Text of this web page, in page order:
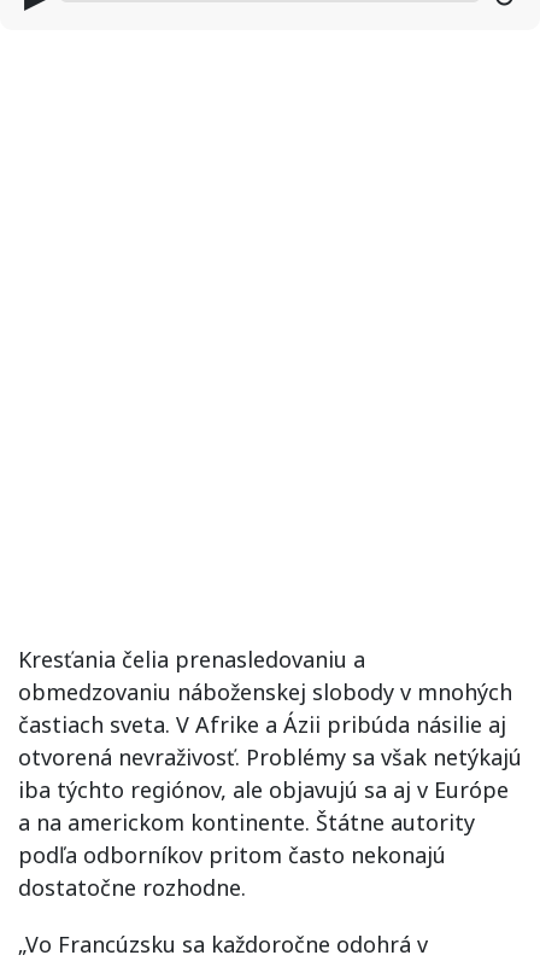
Kresťania čelia prenasledovaniu a
obmedzovaniu náboženskej slobody v mnohých
častiach sveta. V Afrike a Ázii pribúda násilie aj
otvorená nevraživosť. Problémy sa však netýkajú
iba týchto regiónov, ale objavujú sa aj v Európe
a na americkom kontinente. Štátne autority
podľa odborníkov pritom často nekonajú
dostatočne rozhodne.
„Vo Francúzsku sa každoročne odohrá v